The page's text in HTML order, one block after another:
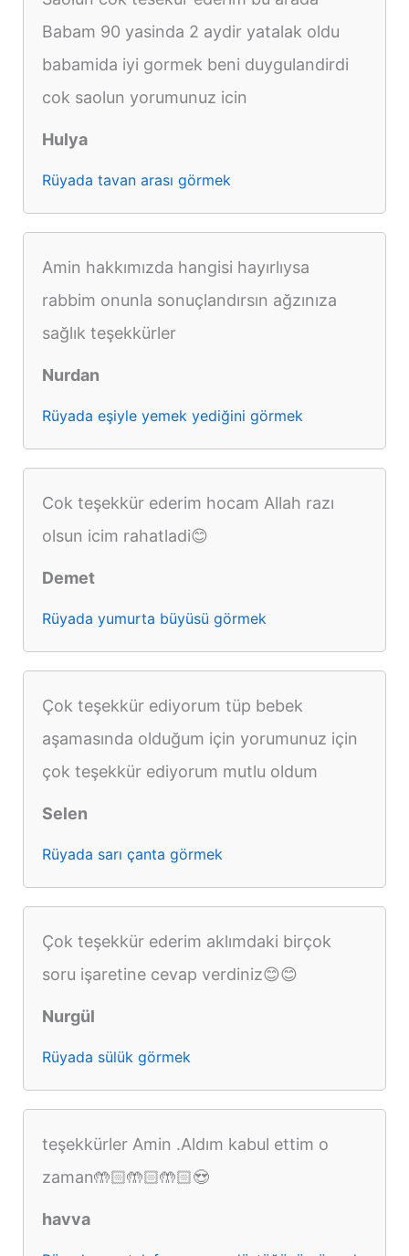
Babam 90 yasinda 2 aydir yatalak oldu
babamida iyi gormek beni duygulandirdi
cok saolun yorumunuz icin
Hulya
Rüyada tavan arası görmek
Amin hakkımızda hangisi hayırlıysa
rabbim onunla sonuçlandırsın ağzınıza
sağlık teşekkürler
Nurdan
Rüyada eşiyle yemek yediğini görmek
Cok teşekkür ederim hocam Allah razı
olsun icim rahatladi😊
Demet
Rüyada yumurta büyüsü görmek
Çok teşekkür ediyorum tüp bebek
aşamasında olduğum için yorumunuz için
çok teşekkür ediyorum mutlu oldum
Selen
Rüyada sarı çanta görmek
Çok teşekkür ederim aklımdaki birçok
soru işaretine cevap verdiniz😊😊
Nurgül
Rüyada sülük görmek
teşekkürler Amin .Aldım kabul ettim o
zaman🤲🏻🤲🏻🤲🏻😍
havva